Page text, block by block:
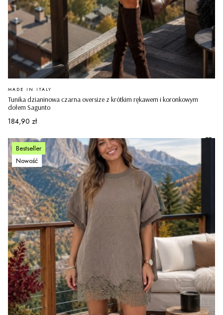
Tunika dzianinowa czarna oversize z krótkim rękawem i koronkowym
dołem Sagunto
PRODUCENT
MADE IN ITALY
Cena
184,90 zł
Bestseller
Nowość